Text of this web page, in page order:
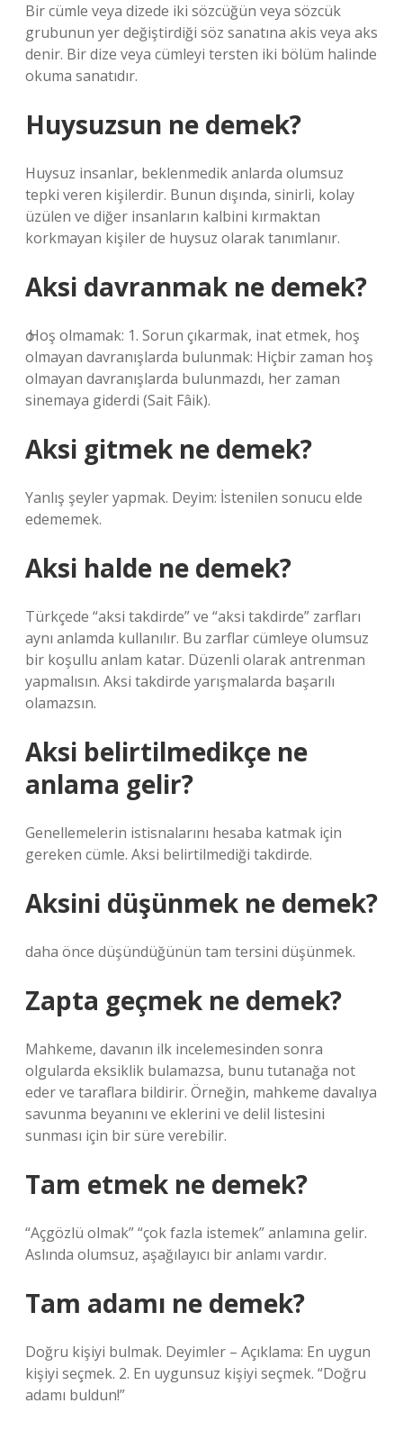
Bir cümle veya dizede iki sözcüğün veya sözcük
grubunun yer değiştirdiği söz sanatına akis veya aks
denir. Bir dize veya cümleyi tersten iki bölüm halinde
okuma sanatıdır.
Huysuzsun ne demek?
Huysuz insanlar, beklenmedik anlarda olumsuz
tepki veren kişilerdir. Bunun dışında, sinirli, kolay
üzülen ve diğer insanların kalbini kırmaktan
korkmayan kişiler de huysuz olarak tanımlanır.
Aksi davranmak ne demek?
ѻ Hoş olmamak: 1. Sorun çıkarmak, inat etmek, hoş
olmayan davranışlarda bulunmak: Hiçbir zaman hoş
olmayan davranışlarda bulunmazdı, her zaman
sinemaya giderdi (Sait Fâik).
Aksi gitmek ne demek?
Yanlış şeyler yapmak. Deyim: İstenilen sonucu elde
edememek.
Aksi halde ne demek?
Türkçede “aksi takdirde” ve “aksi takdirde” zarfları
aynı anlamda kullanılır. Bu zarflar cümleye olumsuz
bir koşullu anlam katar. Düzenli olarak antrenman
yapmalısın. Aksi takdirde yarışmalarda başarılı
olamazsın.
Aksi belirtilmedikçe ne
anlama gelir?
Genellemelerin istisnalarını hesaba katmak için
gereken cümle. Aksi belirtilmediği takdirde.
Aksini düşünmek ne demek?
daha önce düşündüğünün tam tersini düşünmek.
Zapta geçmek ne demek?
Mahkeme, davanın ilk incelemesinden sonra
olgularda eksiklik bulamazsa, bunu tutanağa not
eder ve taraflara bildirir. Örneğin, mahkeme davalıya
savunma beyanını ve eklerini ve delil listesini
sunması için bir süre verebilir.
Tam etmek ne demek?
“Açgözlü olmak” “çok fazla istemek” anlamına gelir.
Aslında olumsuz, aşağılayıcı bir anlamı vardır.
Tam adamı ne demek?
Doğru kişiyi bulmak. Deyimler – Açıklama: En uygun
kişiyi seçmek. 2. En uygunsuz kişiyi seçmek. “Doğru
adamı buldun!”